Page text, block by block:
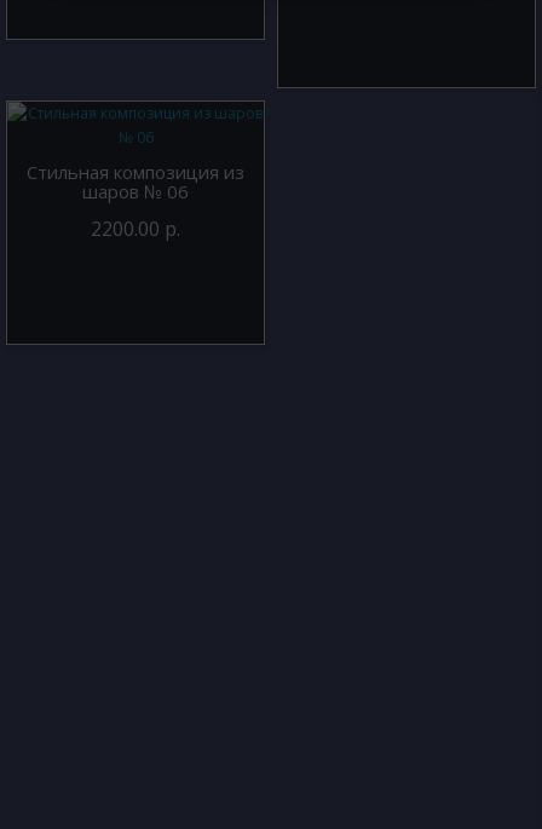
Стильная композиция из
шаров № 06
2200.00 р.